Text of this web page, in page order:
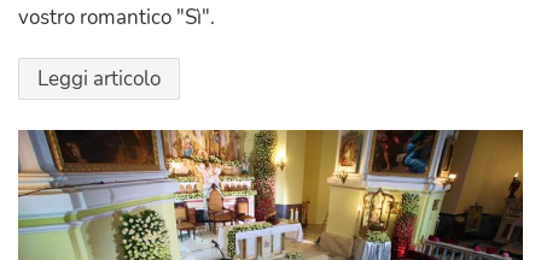
vostro romantico "Sì".
Leggi articolo